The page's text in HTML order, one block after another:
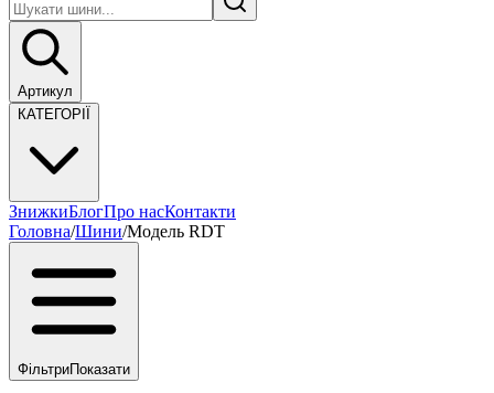
Артикул
КАТЕГОРІЇ
ЗнижкиБлогПро насКонтакти
Головна/Шини/Модель RDT
ФільтриПоказати